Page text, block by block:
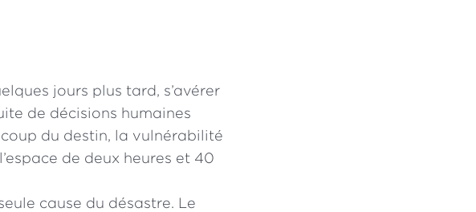
jours plus tard, s’avérer
de décisions humaines
coup du destin, la vulnérabilité
de deux heures et 40
cause du désastre. Le